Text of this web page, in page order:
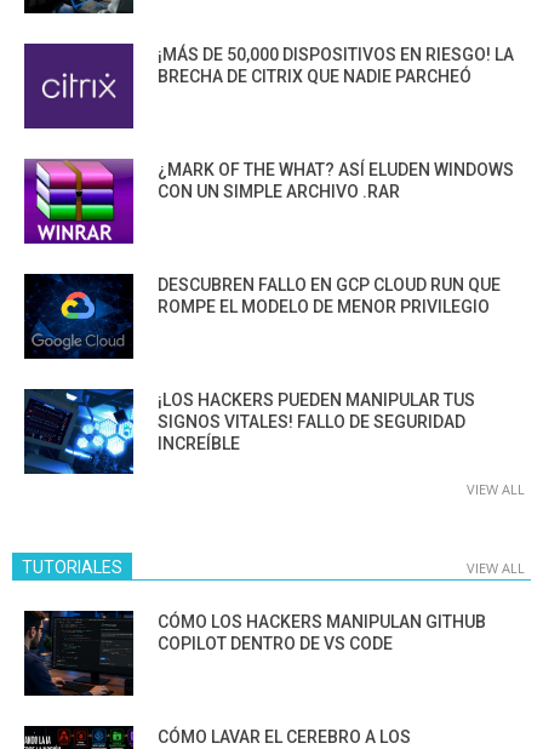
¡MÁS DE 50,000 DISPOSITIVOS EN RIESGO! LA
BRECHA DE CITRIX QUE NADIE PARCHEÓ
¿MARK OF THE WHAT? ASÍ ELUDEN WINDOWS
CON UN SIMPLE ARCHIVO .RAR
DESCUBREN FALLO EN GCP CLOUD RUN QUE
ROMPE EL MODELO DE MENOR PRIVILEGIO
¡LOS HACKERS PUEDEN MANIPULAR TUS
SIGNOS VITALES! FALLO DE SEGURIDAD
INCREÍBLE
VIEW ALL
TUTORIALES VIEW ALL
CÓMO LOS HACKERS MANIPULAN GITHUB
COPILOT DENTRO DE VS CODE
CÓMO LAVAR EL CEREBRO A LOS